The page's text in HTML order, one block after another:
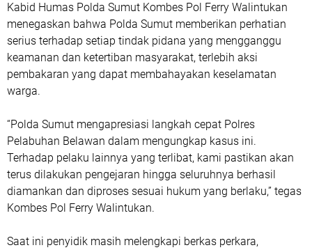
Kabid Humas Polda Sumut Kombes Pol Ferry Walintukan
menegaskan bahwa Polda Sumut memberikan perhatian
serius terhadap setiap tindak pidana yang mengganggu
keamanan dan ketertiban masyarakat, terlebih aksi
pembakaran yang dapat membahayakan keselamatan
warga.
“Polda Sumut mengapresiasi langkah cepat Polres
Pelabuhan Belawan dalam mengungkap kasus ini.
Terhadap pelaku lainnya yang terlibat, kami pastikan akan
terus dilakukan pengejaran hingga seluruhnya berhasil
diamankan dan diproses sesuai hukum yang berlaku,” tegas
Kombes Pol Ferry Walintukan.
Saat ini penyidik masih melengkapi berkas perkara,